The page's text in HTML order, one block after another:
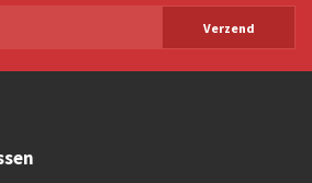
Verzend